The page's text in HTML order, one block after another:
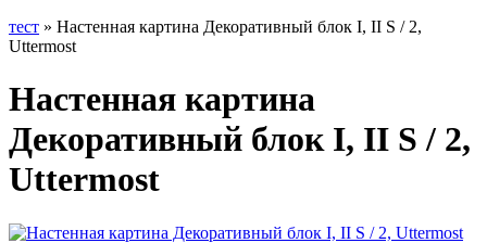
тест » Настенная картина Декоративный блок I, II S / 2,
Uttermost
Настенная картина
Декоративный блок I, II S / 2,
Uttermost